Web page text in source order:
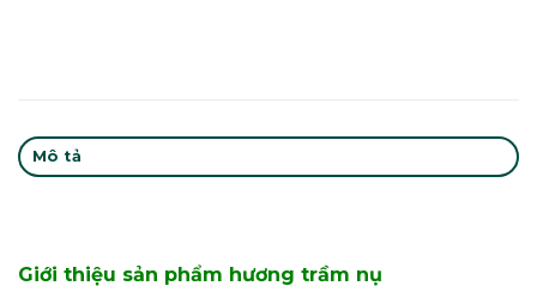
Mô tả
Giới thiệu sản phẩm hương trầm nụ